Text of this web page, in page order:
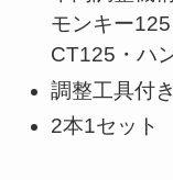
モンキー
CT125・ハ
調整工具付き
2本1セット